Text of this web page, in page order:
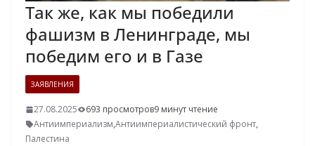
Так же, как мы победили
фашизм в Ленинграде, мы
победим его и в Газе
ЗАЯВЛЕНИЯ
27.08.2025 693 просмотров9 минут чтение
Антиимпериализм,Антиимпериалистический фронт,
Палестина